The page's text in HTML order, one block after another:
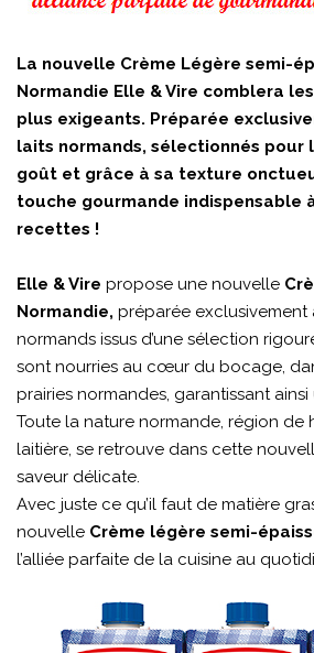
La nouvelle Crème Légère semi-
Normandie Elle & Vire comblera
plus exigeants. Préparée
laits normands, sélectionnés pour
goût et grâce à sa texture
touche gourmande indispensable
recettes !
Elle & Vire propose une nouvelle
Normandie, préparée exclusivement
normands issus d’une sélection
sont nourries au cœur du bocage,
prairies normandes, garantissant
Toute la nature normande, région de
laitière, se retrouve dans cette
saveur délicate.
Avec juste ce qu’il faut de matière
nouvelle Crème légère semi-
l’alliée parfaite de la cuisine au